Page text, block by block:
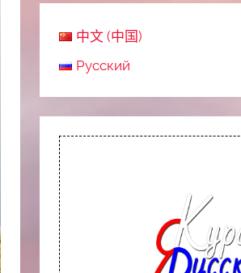
中文 (中国)
Русский